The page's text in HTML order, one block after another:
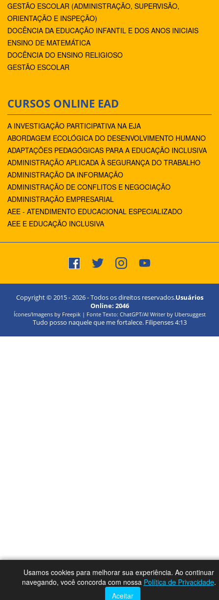
GESTÃO ESCOLAR (ADMINISTRAÇÃO, SUPERVISÃO,
ORIENTAÇÃO E INSPEÇÃO)
DOCÊNCIA DA EDUCAÇÃO INFANTIL E DOS ANOS INICIAIS
ENSINO DE MATEMÁTICA
DOCÊNCIA DO ENSINO RELIGIOSO
GESTÃO ESCOLAR
CURSOS ONLINE EAD
A INVESTIGAÇÃO PARTICIPATIVA NA EJA
ABORDAGEM ECOLÓGICA DO DESENVOLVIMENTO HUMANO
ADAPTAÇÕES PEDAGÓGICAS PARA A EDUCAÇÃO INCLUSIVA
ADMINISTRAÇÃO APLICADA À SEGURANÇA DO TRABALHO
ADMINISTRAÇÃO DA INFORMAÇÃO
ADMINISTRAÇÃO DE CONFLITOS E NEGOCIAÇÃO
ADMINISTRAÇÃO EMPRESARIAL
AEE - ATENDIMENTO EDUCACIONAL ESPECIALIZADO
AEE E EDUCAÇÃO INCLUSIVA
Copyright © 2015 -2026- Todos os direitos reservados.Usuários
Online: 2046
Ícones/Imagens by Freepik | Fonte Texto: ChatGPT/AI Writer by Ubersuggest
Tudo posso naquele que me fortalece. Filipenses 4:13
Usamos cookies para melhorar sua experiência. Ao continuar
navegando, você concorda com nossa Política de Privacidade.
Aceitar